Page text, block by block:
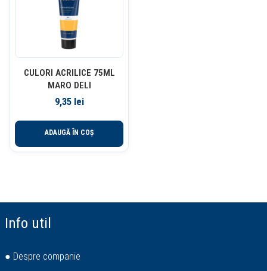
CULORI ACRILICE 75ML
MARO DELI
9,35 lei
ADAUGĂ ÎN COȘ
Info util
● Despre companie